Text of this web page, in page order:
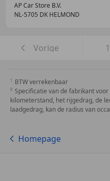
AP Car Store B.V.
NL-5705 DK HELMOND
Vorige 1
BTW verrekenbaar
Specificatie van de fabrikant
kilometerstand, het rijgedrag, de
laadgedrag, kan de radius van
Homepage